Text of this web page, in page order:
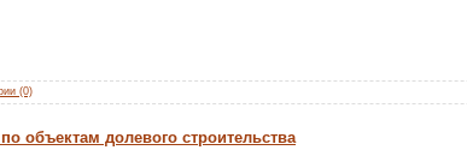
(0)
объектам долевого строительства